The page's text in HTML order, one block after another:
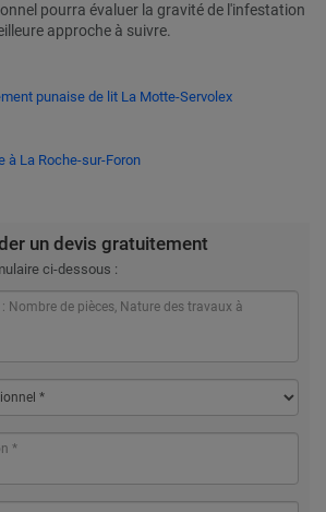
pourra évaluer la gravité de l'infestation
approche à suivre.
punaise de lit La Motte-Servolex
à La Roche-sur-Foron
un devis gratuitement
ci-dessous :